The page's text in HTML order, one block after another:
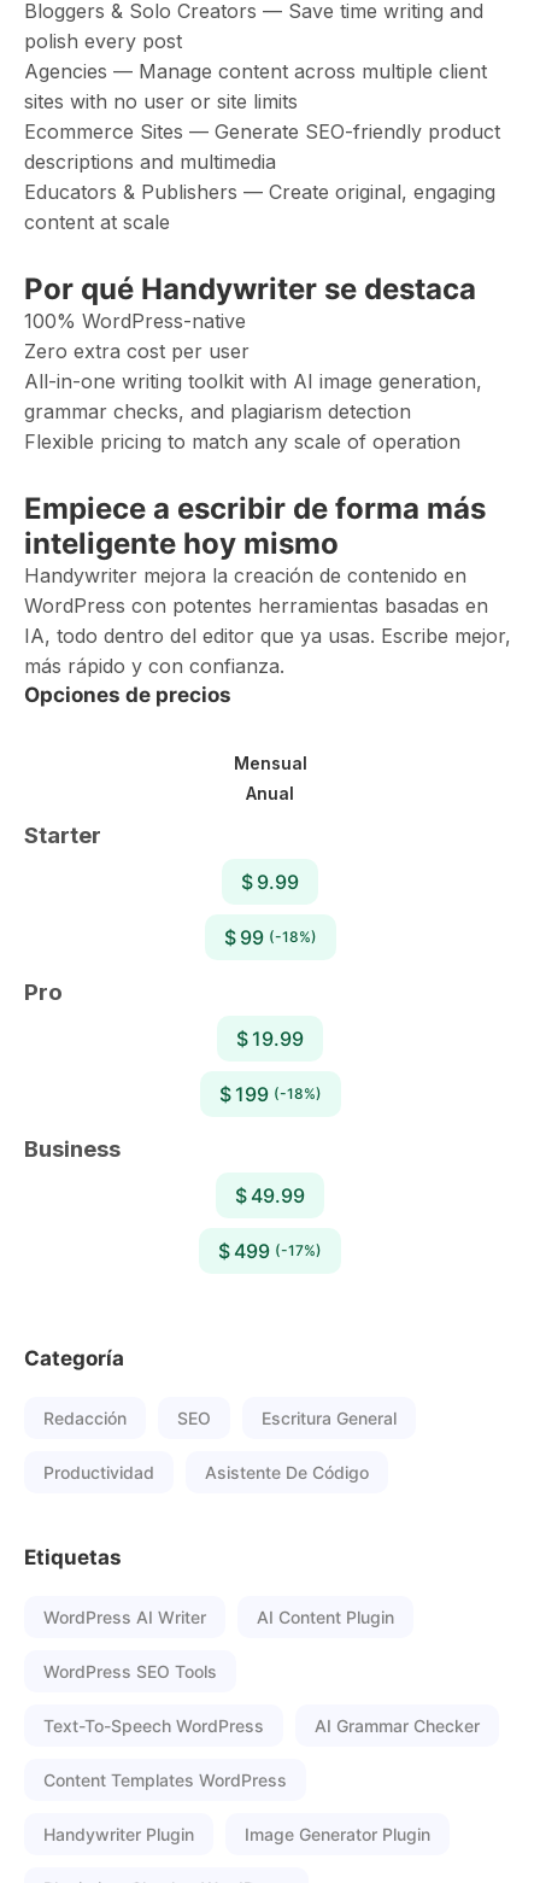
Bloggers & Solo Creators — Save time writing and
polish every post
Agencies — Manage content across multiple client
sites with no user or site limits
Ecommerce Sites — Generate SEO-friendly product
descriptions and multimedia
Educators & Publishers — Create original, engaging
content at scale
Por qué Handywriter se destaca
100% WordPress-native
Zero extra cost per user
All-in-one writing toolkit with AI image generation,
grammar checks, and plagiarism detection
Flexible pricing to match any scale of operation
Empiece a escribir de forma más
inteligente hoy mismo
Handywriter mejora la creación de contenido en
WordPress con potentes herramientas basadas en
IA, todo dentro del editor que ya usas. Escribe mejor,
más rápido y con confianza.
Opciones de precios
Mensual
Anual
Starter
$ 9.99
$ 99 (-18%)
Pro
$ 19.99
$ 199 (-18%)
Business
$ 49.99
$ 499 (-17%)
Categoría
Redacción SEO Escritura General
Productividad Asistente De Código
Etiquetas
WordPress AI Writer AI Content Plugin
WordPress SEO Tools
Text-To-Speech WordPress AI Grammar Checker
Content Templates WordPress
Handywriter Plugin Image Generator Plugin